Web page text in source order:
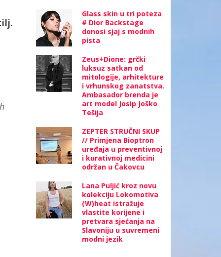
Glass skin u tri poteza
# Dior Backstage
donosi sjaj s modnih
pista
Zeus+Dione: grčki
luksuz satkan od
mitologije, arhitekture
i vrhunskog zanatstva.
Ambasador brenda je
art model Josip Joško
Tešija
ZEPTER STRUČNI SKUP
// Primjena Bioptron
uređaja u preventivnoj
i kurativnoj medicini
održan u Čakovcu
Lana Puljić kroz novu
kolekciju Lokomotiva
(W)heat istražuje
vlastite korijene i
pretvara sjećanja na
Slavoniju u suvremeni
modni jezik